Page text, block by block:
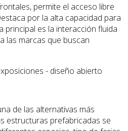
permite el acceso libre
por la alta capacidad para
principal es la interacción fluida
las marcas que buscan
de las alternativas más
estructuras prefabricadas se